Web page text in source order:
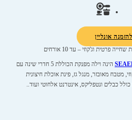
להזמנה אונליין
פרטית וג'קוזי – עד 10 אורחים
הינה וילה מפנקת הכוללת 5 חדרי שינה עם
מטבח מאובזר, מנגל גז, פינת אוכלת חיצונית
כבלים ונטפליקס, אינטרנט אלחוטי ועוד..